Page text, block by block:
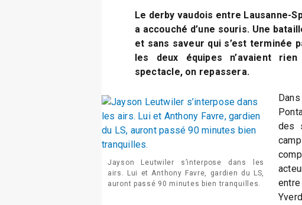
Le derby vaudois entre Lausanne-
a accouché d’une souris. Une
et sans saveur qui s’est terminée
les deux équipes n’avaient
spectacle, on repassera.
Jayson Leutwiler s’interpose dans les
airs. Lui et Anthony Favre, gardien du LS,
auront passé 90 minutes bien tranquilles.
des